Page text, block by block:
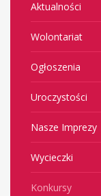
Aktualności
Wolontariat
Ogłoszenia
Uroczystości
Nasze Imprezy
Wycieczki
Konkursy